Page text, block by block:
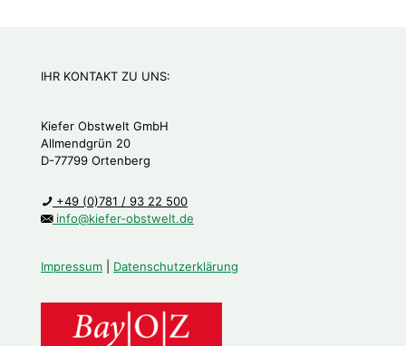
IHR KONTAKT ZU UNS:
Kiefer Obstwelt GmbH
Allmendgrün 20
D-77799 Ortenberg
+49 (0)781 / 93 22 500
info@kiefer-obstwelt.de
Impressum Datenschutzerklärung